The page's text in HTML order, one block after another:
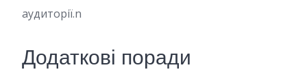
аудиторії.n
Додаткові поради